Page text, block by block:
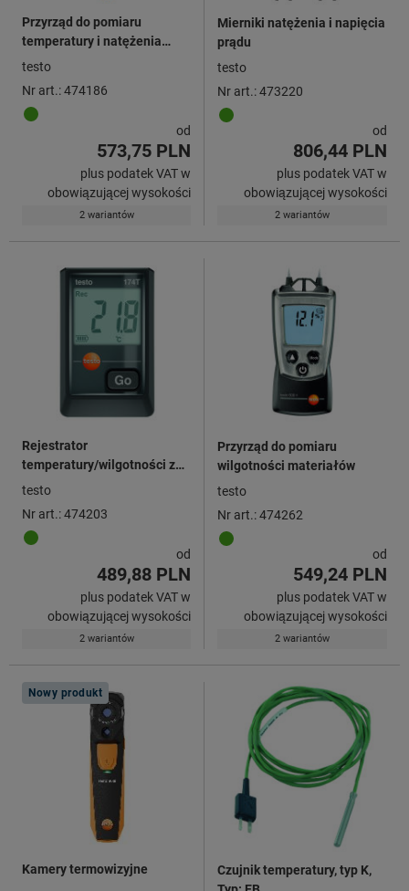
Przyrząd do pomiaru
temperatury i natężenia
przepływu
testo
Nr art.: 474186
od
573,75 PLN
plus podatek VAT w
obowiązującej wysokości
2 wariantów
Mierniki natężenia i napięcia
prądu
testo
Nr art.: 473220
od
806,44 PLN
plus podatek VAT w
obowiązującej wysokości
2 wariantów
Rejestrator
temperatury/wilgotności z
technologią bezprzewodową
testo
Nr art.: 474203
od
489,88 PLN
plus podatek VAT w
obowiązującej wysokości
2 wariantów
Przyrząd do pomiaru
wilgotności materiałów
testo
Nr art.: 474262
od
549,24 PLN
plus podatek VAT w
obowiązującej wysokości
2 wariantów
Nowy produkt
Kamery termowizyjne
Czujnik temperatury, typ K,